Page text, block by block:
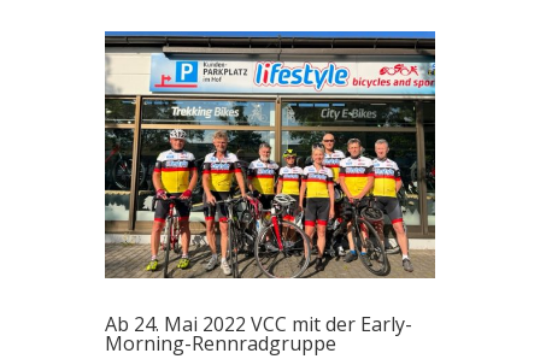
Ab 24. Mai 2022 VCC mit der Early-
Morning-Rennradgruppe